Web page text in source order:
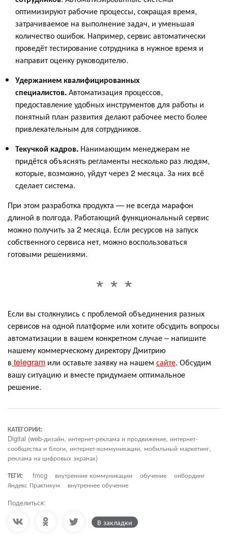
оптимизируют рабочие процессы, сокращая время,
затрачиваемое на выполнение задач, и уменьшая
количество ошибок. Например, сервис автоматически
проведёт тестирование сотрудника в нужное время и
направит оценку руководителю.
Удержанием квалифицированных
специалистов.Автоматизация процессов,
предоставление удобных инструментов для работы и
понятный план развития делают рабочее место более
привлекательным для сотрудников.
Текучкой кадров. Нанимающим менеджерам не
придётся объяснять регламенты несколько раз людям,
которые, возможно, уйдут через 2 месяца. За них всё
сделает система.
При этом разработка продукта — не всегда марафон
длиной в полгода. Работающий функциональный сервис
можно получить за 2 месяца. Если ресурсов на запуск
собственного сервиса нет, можно воспользоваться
готовыми решениями.
Если вы столкнулись с проблемой объединения разных
сервисов на одной платформе или хотите обсудить вопросы
автоматизации в вашем конкретном случае – напишите
нашему коммерческому директору Дмитрию
в telegram или оставьте заявку на нашем сайте. Обсудим
вашу ситуацию и вместе придумаем оптимальное
решение.
КАТЕГОРИИ:
Digital (web-дизайн, интернет-реклама и продвижение, интернет-
сообщества и блоги, интернет-коммуникации, мобильный маркетинг,
реклама на цифровых экранах)
ТЕГИ:
fmcg внутренние коммуникации обучение
онбординг
Яндекс Практикум
внутреннее обучение
Поделиться:
В закладки